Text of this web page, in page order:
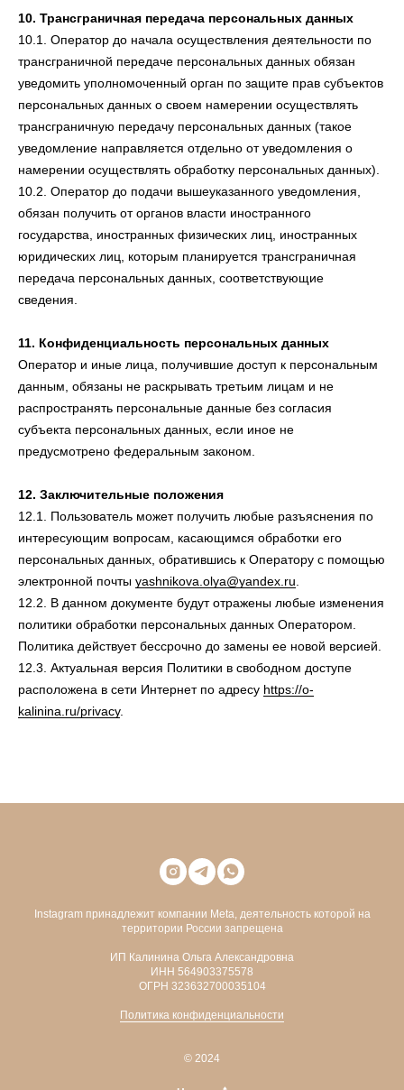
10. Трансграничная передача персональных данных
10.1. Оператор до начала осуществления деятельности по
трансграничной передаче персональных данных обязан
уведомить уполномоченный орган по защите прав субъектов
персональных данных о своем намерении осуществлять
трансграничную передачу персональных данных (такое
уведомление направляется отдельно от уведомления о
намерении осуществлять обработку персональных данных).
10.2. Оператор до подачи вышеуказанного уведомления,
обязан получить от органов власти иностранного
государства, иностранных физических лиц, иностранных
юридических лиц, которым планируется трансграничная
передача персональных данных, соответствующие
сведения.
11. Конфиденциальность персональных данных
Оператор и иные лица, получившие доступ к персональным
данным, обязаны не раскрывать третьим лицам и не
распространять персональные данные без согласия
субъекта персональных данных, если иное не
предусмотрено федеральным законом.
12. Заключительные положения
12.1. Пользователь может получить любые разъяснения по
интересующим вопросам, касающимся обработки его
персональных данных, обратившись к Оператору с помощью
электронной почты yashnikova.olya@yandex.ru
12.2. В данном документе будут отражены любые изменения
политики обработки персональных данных Оператором.
Политика действует бессрочно до замены ее новой версией.
12.3. Актуальная версия Политики в свободном доступе
расположена в сети Интернет по адресу https://o-
kalinina.ru/privacy.
Instagram принадлежит компании Meta, деятельность которой на
территории России запрещена
ИП Калинина Ольга Александровна
ИНН 564903375578
ОГРН 323632700035104
Политика конфиденциальности
© 2024